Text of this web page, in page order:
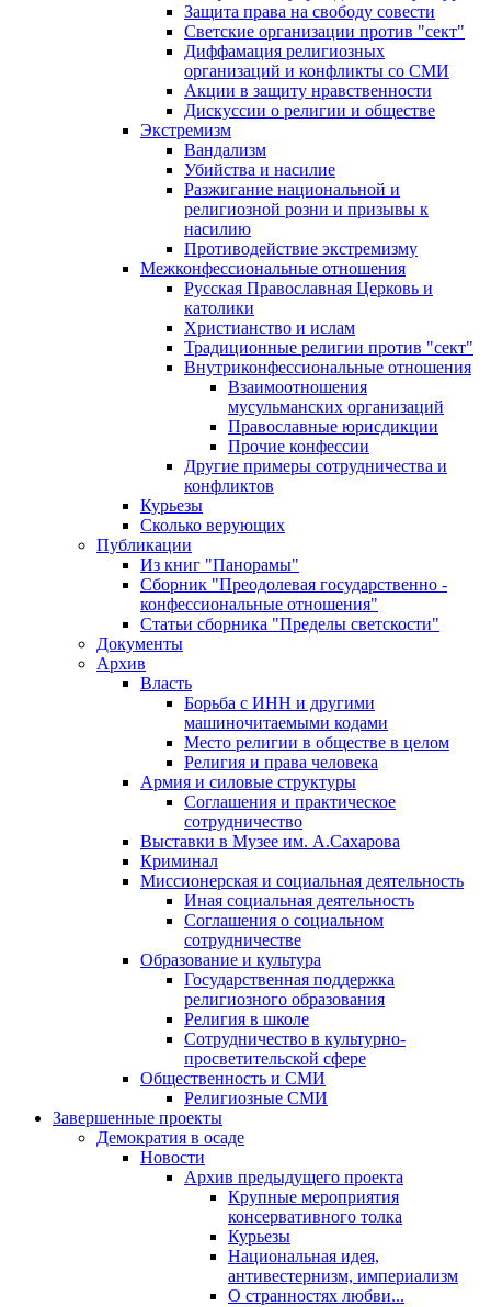
Защита права на свободу совести
Светские организации против "сект"
Диффамация религиозных
организаций и конфликты со СМИ
Акции в защиту нравственности
Дискуссии о религии и обществе
Экстремизм
Вандализм
Убийства и насилие
Разжигание национальной и
религиозной розни и призывы к
насилию
Противодействие экстремизму
Межконфессиональные отношения
Русская Православная Церковь и
католики
Христианство и ислам
Традиционные религии против "сект"
Внутриконфессиональные отношения
Взаимоотношения
мусульманских организаций
Православные юрисдикции
Прочие конфессии
Другие примеры сотрудничества и
конфликтов
Курьезы
Сколько верующих
Публикации
Из книг "Панорамы"
Сборник "Преодолевая государственно -
конфессиональные отношения"
Статьи сборника "Пределы светскости"
Документы
Архив
Власть
Борьба с ИНН и другими
машиночитаемыми кодами
Место религии в обществе в целом
Религия и права человека
Армия и силовые структуры
Соглашения и практическое
сотрудничество
Выставки в Музее им. А.Сахарова
Криминал
Миссионерская и социальная деятельность
Иная социальная деятельность
Соглашения о социальном
сотрудничестве
Образование и культура
Государственная поддержка
религиозного образования
Религия в школе
Сотрудничество в культурно-
просветительской сфере
Общественность и СМИ
Религиозные СМИ
Завершенные проекты
Демократия в осаде
Новости
Архив предыдущего проекта
Крупные мероприятия
консервативного толка
Курьезы
Национальная идея,
антивестернизм, империализм
О странностях любви...